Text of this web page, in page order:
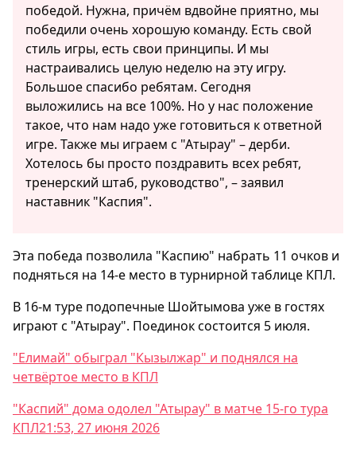
победой. Нужна, причём вдвойне приятно, мы
победили очень хорошую команду. Есть свой
стиль игры, есть свои принципы. И мы
настраивались целую неделю на эту игру.
Большое спасибо ребятам. Сегодня
выложились на все 100%. Но у нас положение
такое, что нам надо уже готовиться к ответной
игре. Также мы играем с "Атырау" – дерби.
Хотелось бы просто поздравить всех ребят,
тренерский штаб, руководство", – заявил
наставник "Каспия".
Эта победа позволила "Каспию" набрать 11 очков и
подняться на 14-е место в турнирной таблице КПЛ.
В 16-м туре подопечные Шойтымова уже в гостях
играют с "Атырау". Поединок состоится 5 июля.
"Елимай" обыграл "Кызылжар" и поднялся на
четвёртое место в КПЛ
"Каспий" дома одолел "Атырау" в матче 15-го тура
КПЛ21:53, 27 июня 2026